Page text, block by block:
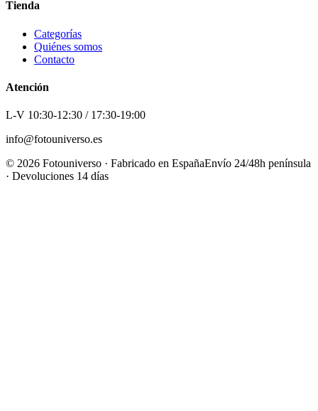
Tienda
Categorías
Quiénes somos
Contacto
Atención
L-V 10:30-12:30 / 17:30-19:00
info@fotouniverso.es
© 2026 Fotouniverso · Fabricado en EspañaEnvío 24/48h península
· Devoluciones 14 días